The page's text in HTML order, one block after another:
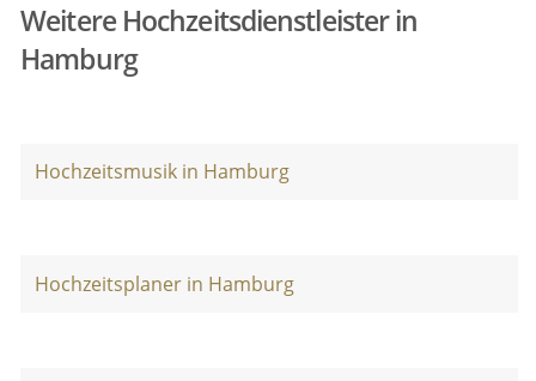
Weitere Hochzeitsdienstleister in
Hamburg
Hochzeitsmusik in Hamburg
Hochzeitsplaner in Hamburg